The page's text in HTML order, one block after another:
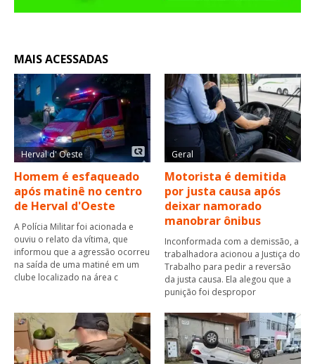
MAIS ACESSADAS
Herval d' Oeste
Homem é esfaqueado
após matinê no centro
de Herval d'Oeste
A Polícia Militar foi acionada e
ouviu o relato da vítima, que
informou que a agressão ocorreu
na saída de uma matiné em um
clube localizado na área c
Geral
Motorista é demitida
por justa causa após
deixar namorado
manobrar ônibus
Inconformada com a demissão, a
trabalhadora acionou a Justiça do
Trabalho para pedir a reversão
da justa causa. Ela alegou que a
punição foi despropor